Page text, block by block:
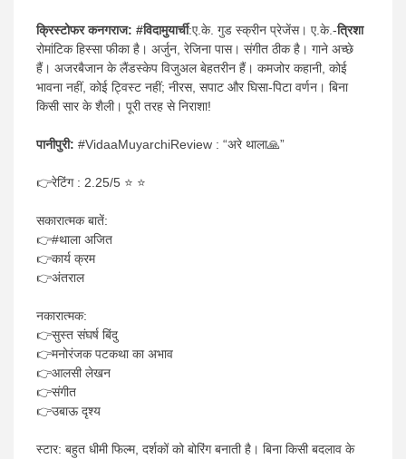
क्रिस्टोफर कनगराज: #विदामुयार्ची:ए.के. गुड स्क्रीन प्रेजेंस। ए.के.-त्रिशा
रोमांटिक हिस्सा फीका है। अर्जुन, रेजिना पास। संगीत ठीक है। गाने अच्छे
हैं। अजरबैजान के लैंडस्केप विजुअल बेहतरीन हैं। कमजोर कहानी, कोई
भावना नहीं, कोई ट्विस्ट नहीं; नीरस, सपाट और घिसा-पिटा वर्णन। बिना
किसी सार के शैली। पूरी तरह से निराशा!
पानीपुरी: #VidaaMuyarchiReview : “अरे थाला🙏”
👉रेटिंग : 2.25/5 ⭐️ ⭐️
सकारात्मक बातें:
👉#थाला अजित
👉कार्य क्रम
👉अंतराल
नकारात्मक:
👉सुस्त संघर्ष बिंदु
👉मनोरंजक पटकथा का अभाव
👉आलसी लेखन
👉संगीत
👉उबाऊ दृश्य
स्टार: बहुत धीमी फिल्म, दर्शकों को बोरिंग बनाती है। बिना किसी बदलाव के